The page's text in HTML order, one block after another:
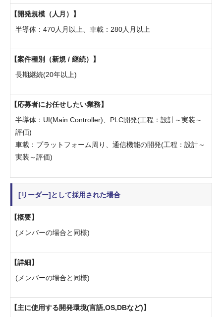
開発規模（人月）
半導体：470人月以上、車載：280人月以上
案件種別（新規 / 継続）
長期継続(20年以上)
応募者にお任せしたい業務
半導体：UI(Main Controller)、PLC開発(工程：設計～実装～
評価)
車載：プラットフォーム周り、通信機能の開発(工程：設計～
実装～評価)
[リーダー]として採用された場合
概要
(メンバーの場合と同様)
詳細
(メンバーの場合と同様)
主に使用する開発環境(言語,OS,DBなど)